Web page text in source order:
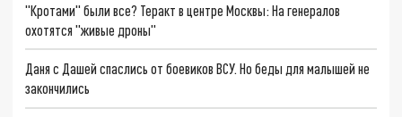
"Кротами" были все? Теракт в центре Москвы: На генералов
охотятся "живые дроны"
Даня с Дашей спаслись от боевиков ВСУ. Но беды для малышей не
закончились